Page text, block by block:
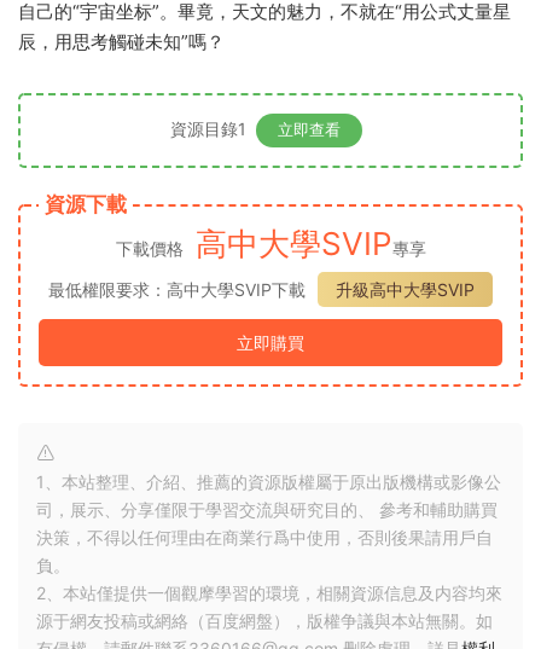
| ├──2019
| | ├──BAAO_2019.pdf 4.34M
| ├──2020
| | ├──BAAO_2020.pdf 3.69M
| | └──BAAO_2020_solutions.pdf 335.52kb
| ├──2021
| | ├──BAAO_2021_final.pdf 10.96M
| | └──BAAO_2021_solutions.pdf 469.58kb
| ├──2022
| | ├──BAAO_2022.pdf 2.58M
| | └──BAAO_2022_solutions.pdf 442.99kb
| └──2023
這份BAAO資料合集，像一本“天文能力成長手冊”——從Astro
Challenge的“基礎夯實”到Round 2的“思維躍遷”，每一頁都藏
着“從天文愛好者到競賽選手”的蛻變密碼。無論是想申牛劍物理
專業的學生，還是單純癡迷星空的孩子，都能在裏面找到屬于
自己的“宇宙坐标”。畢竟，天文的魅力，不就在“用公式丈量星
辰，用思考觸碰未知”嗎？